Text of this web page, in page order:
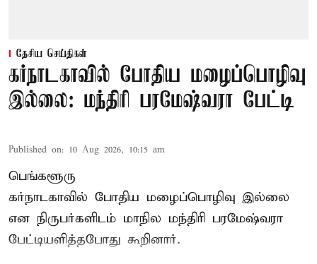
தேசிய செய்திகள்
கர்நாடகாவில் போதிய மழைப்பொழிவு
இல்லை: மந்திரி பரமேஷ்வரா பேட்டி
Published on: 10 Aug 2026, 10:15 am
பெங்களூரு
கர்நாடகாவில் போதிய மழைப்பொழிவு இல்லை
என நிருபர்களிடம் மாநில மந்திரி பரமேஷ்வரா
பேட்டியளித்தபோது கூறினார்.